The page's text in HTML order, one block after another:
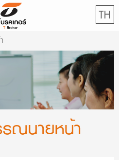
TH
ณนายหน้า